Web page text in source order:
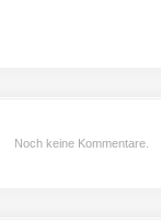
Noch keine Kommentare.